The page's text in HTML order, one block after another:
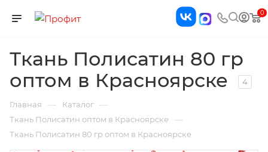
0
Ткань Полисатин 80 гр
оптом в Красноярске
4
Главная — Каталог —
Ткань Полисатин оптом в Красноярске —
Ткань Полисатин 80 гр оптом в Красноярске